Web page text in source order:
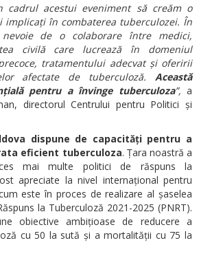
cadrul acestui eveniment să creăm o
în combaterea tuberculozei. În
de o colaborare între medici,
civilă care lucrează în domeniul
tratamentului adecvat și oferirii
afectate de tuberculoză. Această
pentru a învinge tuberculoza”, a
directorul Centrului pentru Politici și
dispune de capacități pentru a
eficient tuberculoza. Țara noastră a
mai multe politici de răspuns la
apreciate la nivel internațional pentru
este în proces de realizare al șaselea
la Tuberculoză 2021-2025 (PNRT).
obiective ambițioase de reducere a
cu 50 la sută și a mortalității cu 75 la